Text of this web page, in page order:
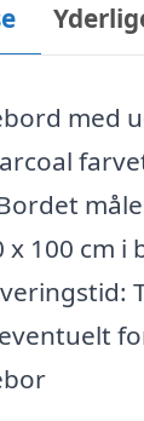
med
x 100 cm i